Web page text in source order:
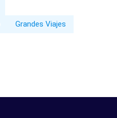
Grandes Viajes